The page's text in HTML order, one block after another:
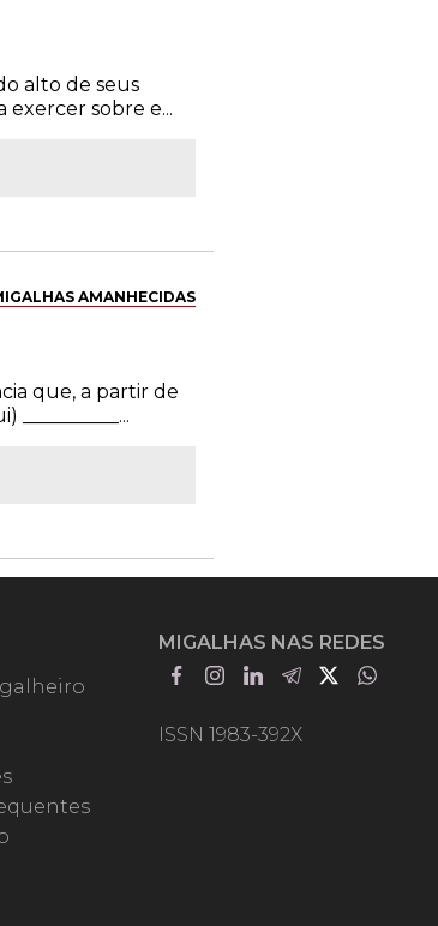
alto de seus
sobre e...
AMANHECIDAS
que, a partir de
MIGALHAS NAS REDES
ISSN 1983-392X